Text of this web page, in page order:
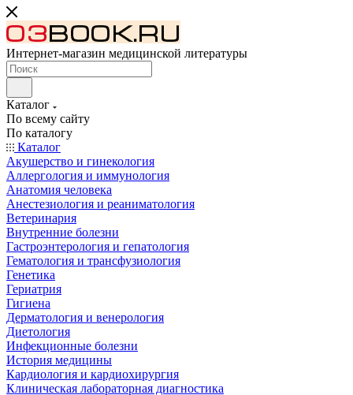
Интернет-магазин медицинской литературы
Каталог
По всему сайту
По каталогу
Каталог
Акушерство и гинекология
Аллергология и иммунология
Анатомия человека
Анестезиология и реаниматология
Ветеринария
Внутренние болезни
Гастроэнтерология и гепатология
Гематология и трансфузиология
Генетика
Гериатрия
Гигиена
Дерматология и венерология
Диетология
Инфекционные болезни
История медицины
Кардиология и кардиохирургия
Клиническая лабораторная диагностика